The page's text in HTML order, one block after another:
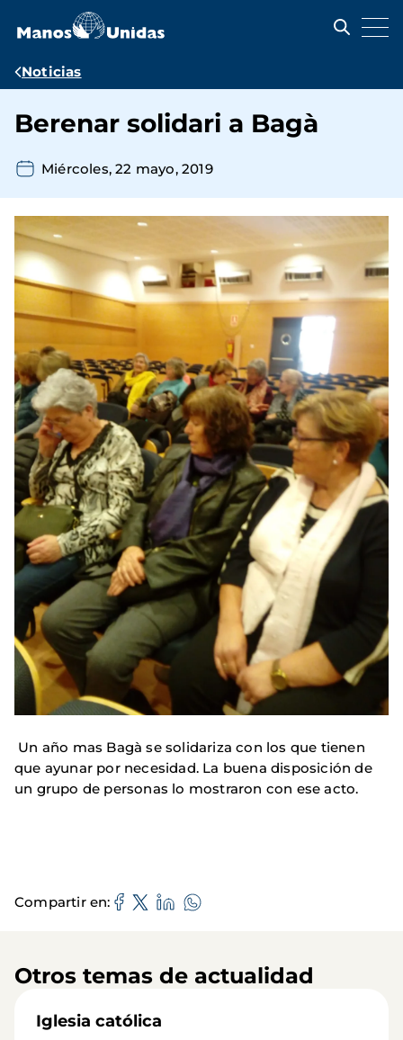
contenido
Ruta
navegación
Noticias
Berenar solidari a Bagà
Miércoles, 22 mayo, 2019
Un año mas Bagà se solidariza con los que tienen
que ayunar por necesidad. La buena disposición de
un grupo de personas lo mostraron con ese acto.
Compartir en
Otros temas de actualidad
Iglesia católica